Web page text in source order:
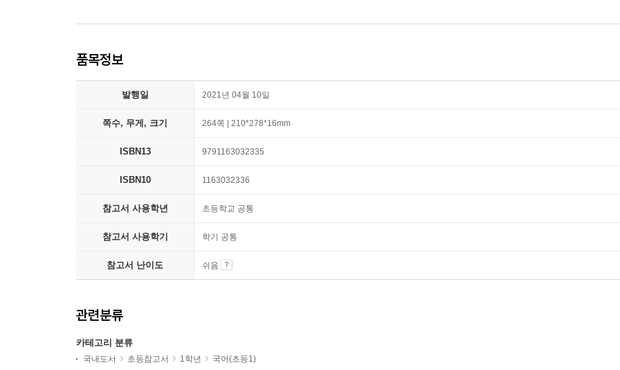
품목정보
발행일 2021년 04월 10일
쪽수, 무게, 크기 264쪽 | 210*278*16mm
ISBN13 9791163032335
ISBN10 1163032336
참고서 사용학년 초등학교 공통
참고서 사용학기 학기 공통
참고서 난이도 쉬움
관련분류
카테고리 분류
국내도서 초등참고서 1학년
국어(초등1)